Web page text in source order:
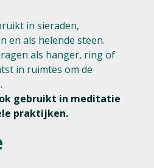
in sieraden,
en als helende steen.
als hanger, ring of
in ruimtes om de
gebruikt in meditatie
praktijken.